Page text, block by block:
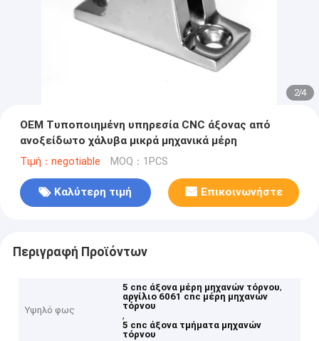
2/4
OEM Τυποποιημένη υπηρεσία CNC άξονας από
ανοξείδωτο χάλυβα μικρά μηχανικά μέρη
Τιμή：negotiable MOQ：1PCS
Καλύτερη τιμή Επικοινωνήστε
Περιγραφή Προϊόντων
Υψηλό φως
5 cnc άξονα μέρη μηχανών τόρνου,
αργίλιο 6061 cnc μέρη μηχανών
τόρνου
,
5 cnc άξονα τμήματα μηχανών
τόρνου